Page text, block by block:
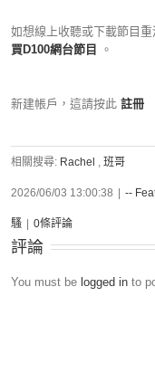
如想線上收聽或下載節目重
買D100網台節目
。
新建帳戶，這請按此 註冊
相關搜尋: Rachel , 班哥
2026/06/03 13:00:38 --
騷 0條評論
評論
You must be logged in to